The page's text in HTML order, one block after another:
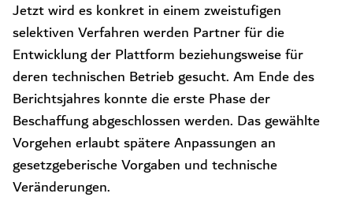
Jetzt wird es konkret in einem zweistufigen
selektiven Verfahren werden Partner für die
Entwicklung der Plattform beziehungsweise für
deren technischen Betrieb gesucht. Am Ende des
Berichtsjahres konnte die erste Phase der
Beschaffung abgeschlossen werden. Das gewählte
Vorgehen erlaubt spätere Anpassungen an
gesetzgeberische Vorgaben und technische
Veränderungen.